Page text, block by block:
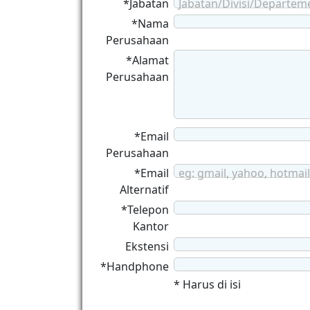
*Jabatan
Jabatan/Divisi/
*Nama
Perusahaan
*Alamat
Perusahaan
*Email
Perusahaan
*Email
Alternatif
eg: gmail, yahoo, hotmail
*Telepon
Kantor
Ekstensi
*Handphone
* Harus di isi